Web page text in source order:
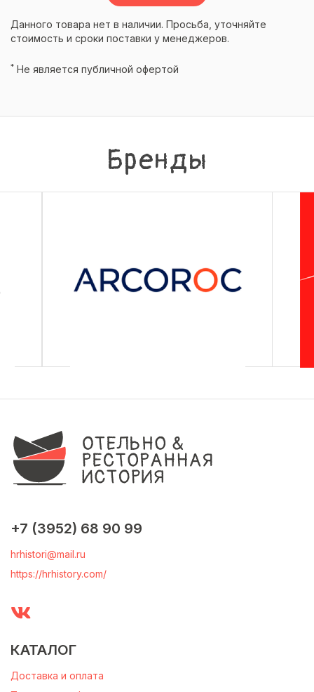
Данного товара нет в наличии. Просьба, уточняйте
стоимость и сроки поставки у менеджеров.
* Не является публичной офертой
Бренды
+7 (3952) 68 90 99
hrhistori@mail.ru
https://hrhistory.com/
КАТАЛОГ
Доставка и оплата